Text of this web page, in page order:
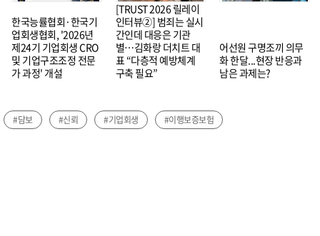
한국능률협회·한국기
업회생협회, '2026년
제24기 기업회생 CRO
및 기업구조조정 전문
가 과정' 개설
[TRUST 2026 릴레이
인터뷰②] 범죄는 실시
간인데 대응은 기관
별…김화랑 더치트 대
표 “다층적 예방체계
구축 필요”
어선원 구명조끼 의무
화 한달...현장 반응과
남은 과제는?
#담보 #신뢰 #기업회생 #이행보증보험